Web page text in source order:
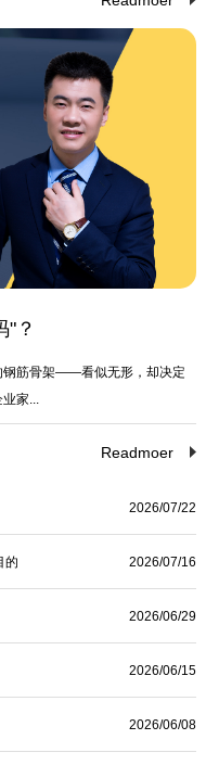
"？
钢筋骨架——看似无形，却决定
家...
Readmoer
2026/07/22
的 2026/07/16
2026/06/29
2026/06/15
2026/06/08